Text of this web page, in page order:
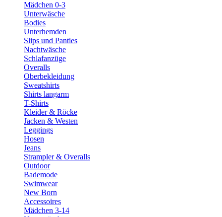
Mädchen 0-3
Unterwäsche
Bodies
Unterhemden
Slips und Panties
Nachtwäsche
Schlafanzüge
Overalls
Oberbekleidung
Sweatshirts
Shirts langarm
T-Shirts
Kleider & Röcke
Jacken & Westen
Leggings
Hosen
Jeans
Strampler & Overalls
Outdoor
Bademode
Swimwear
New Born
Accessoires
Mädchen 3-14